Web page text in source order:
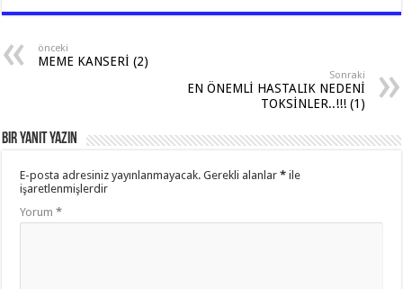
at
sA
p
e
o
k
e
gr
a
tt ar
önceki
MEME KANSERİ (2)
Sonraki
EN ÖNEMLİ HASTALIK NEDENİ
TOKSİNLER..!!! (1)
Bir yanıt yazın
E-posta adresiniz yayınlanmayacak. Gerekli alanlar* ile
işaretlenmişlerdir
Yorum*